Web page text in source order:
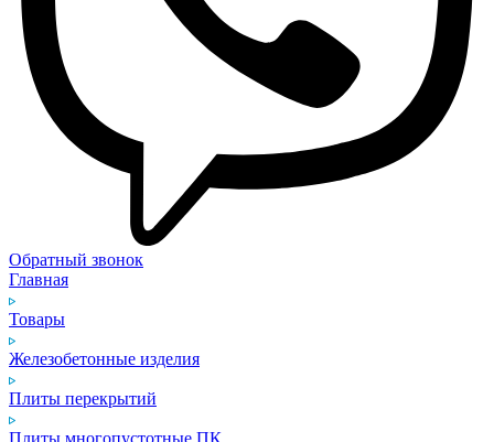
Обратный звонок
Главная
Товары
Железобетонные изделия
Плиты перекрытий